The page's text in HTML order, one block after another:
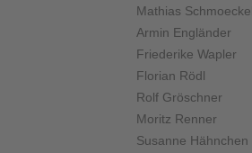
Mathias Schmoeckel
Armin Engländer
Friederike Wapler
Florian Rödl
Rolf Gröschner
Moritz Renner
Susanne Hähnchen